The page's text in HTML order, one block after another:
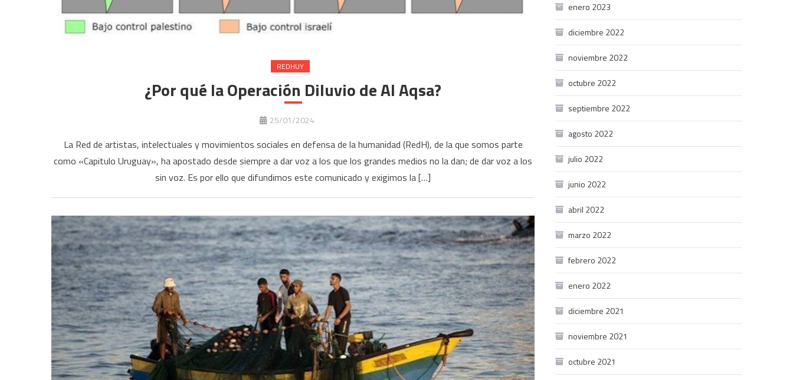
REDHUY
¿Por qué la Operación Diluvio de Al Aqsa?
25/01/2024
La Red de artistas, intelectuales y movimientos sociales en defensa de la humanidad (RedH), de la que somos parte
como «Capitulo Uruguay», ha apostado desde siempre a dar voz a los que los grandes medios no la dan; de dar voz a los
sin voz. Es por ello que difundimos este comunicado y exigimos la […]
enero 2023
diciembre 2022
noviembre 2022
octubre 2022
septiembre 2022
agosto 2022
julio 2022
junio 2022
abril 2022
marzo 2022
febrero 2022
enero 2022
diciembre 2021
noviembre 2021
octubre 2021